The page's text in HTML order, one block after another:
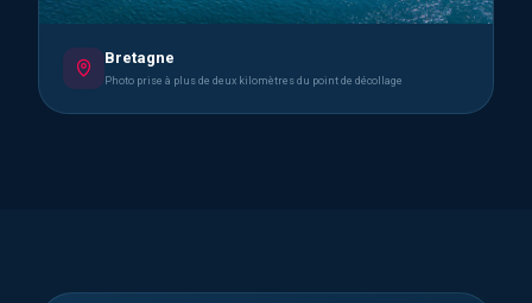
Bretagne
Photo prise à plus de deux kilomètres du point de décollage